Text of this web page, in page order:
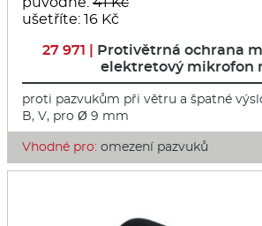
ušetříte: 16 Kč
27 971 | Protivětrná ochrana
elektretový mikrofon
proti pazvukům při větru a špatné
B, V, pro Ø 9 mm
Vhodné pro: omezení pazvuků